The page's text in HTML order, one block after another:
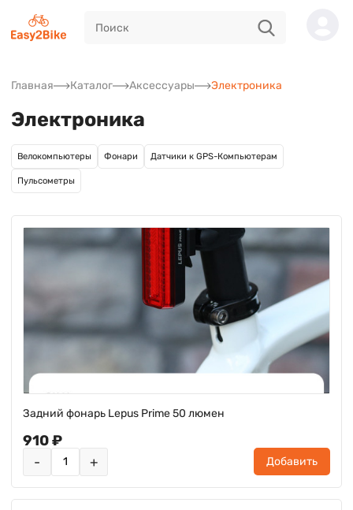
Главная Каталог Аксессуары Электроника
Электроника
Велокомпьютеры Фонари Датчики к GPS-Компьютерам
Пульсометры
Задний фонарь Lepus Prime 50 люмен
910 ₽
- + Добавить